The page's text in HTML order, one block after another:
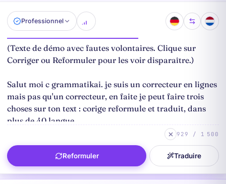
Professionnel
929 / 1 500
Reformuler Traduire